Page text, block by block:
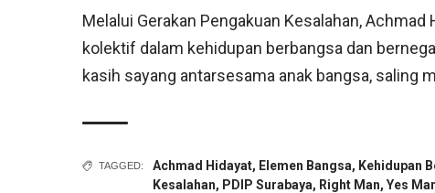
Melalui Gerakan Pengakuan Kesalahan,
kolektif dalam kehidupan berbangsa dan
kasih sayang antarsesama anak bangsa, saling
TAGGED: Achmad Hidayat, Elemen Bangsa, Kehidupan
Kesalahan, PDIP Surabaya, Right Man,Yes